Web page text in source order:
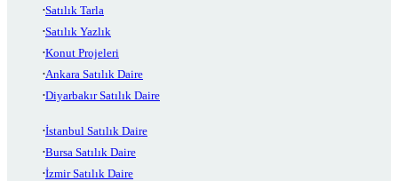
Satılık Tarla
Satılık Yazlık
Konut Projeleri
Ankara Satılık Daire
Diyarbakır Satılık Daire
İstanbul Satılık Daire
Bursa Satılık Daire
İzmir Satılık Daire